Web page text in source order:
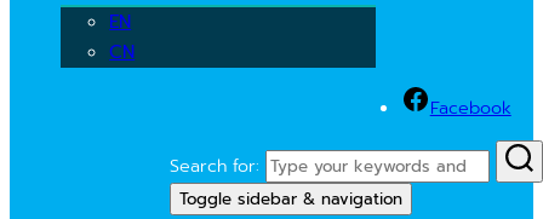
EN
CN
Facebook
Search for:
Toggle sidebar & navigation